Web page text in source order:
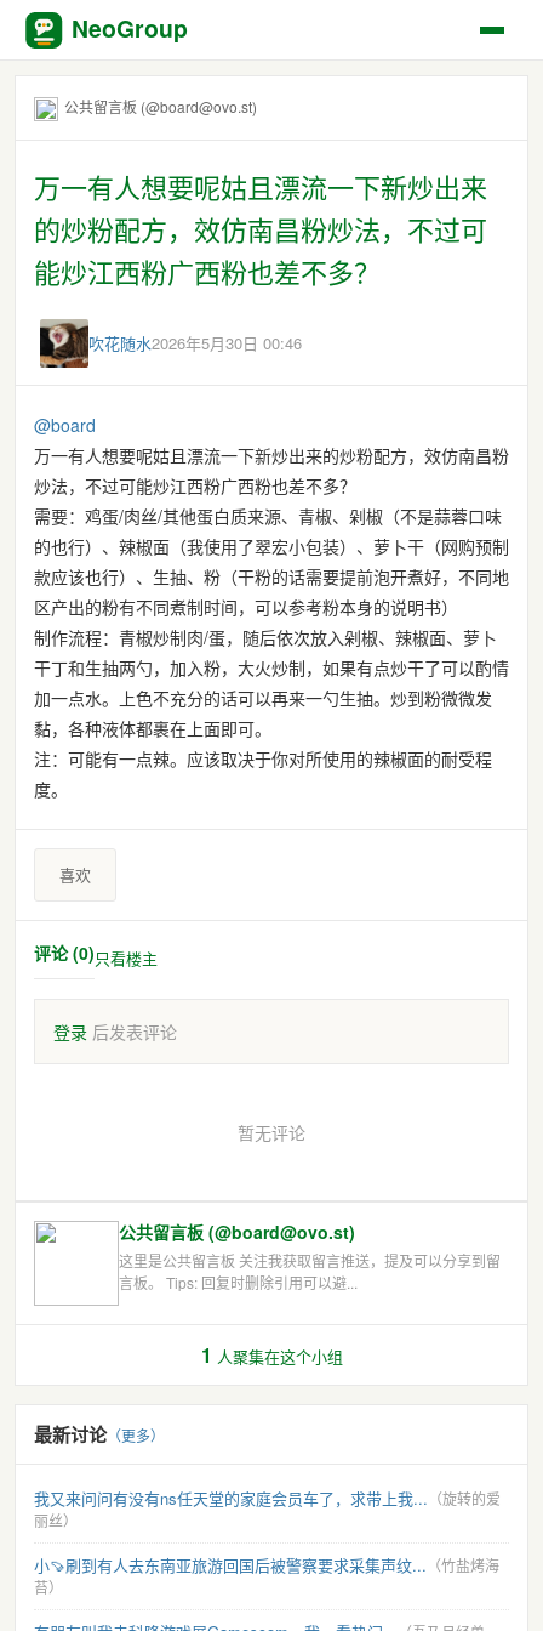
NeoGroup
公共留言板 (@board@ovo.st)
万一有人想要呢姑且漂流一下新炒出来
的炒粉配方，效仿南昌粉炒法，不过可
能炒江西粉广西粉也差不多？
吹花随水2026年5月30日 00:46
@board
万一有人想要呢姑且漂流一下新炒出来的炒粉配方，效仿南昌粉
炒法，不过可能炒江西粉广西粉也差不多？
需要：鸡蛋/肉丝/其他蛋白质来源、青椒、剁椒（不是蒜蓉口味
的也行）、辣椒面（我使用了翠宏小包装）、萝卜干（网购预制
款应该也行）、生抽、粉（干粉的话需要提前泡开煮好，不同地
区产出的粉有不同煮制时间，可以参考粉本身的说明书）
制作流程：青椒炒制肉/蛋，随后依次放入剁椒、辣椒面、萝卜
干丁和生抽两勺，加入粉，大火炒制，如果有点炒干了可以酌情
加一点水。上色不充分的话可以再来一勺生抽。炒到粉微微发
黏，各种液体都裹在上面即可。
注：可能有一点辣。应该取决于你对所使用的辣椒面的耐受程
度。
喜欢
评论 (0)只看楼主
登录 后发表评论
暂无评论
公共留言板 (@board@ovo.st)
这里是公共留言板 关注我获取留言推送，提及可以分享到留
言板。 Tips: 回复时删除引用可以避...
1 人聚集在这个小组
最新讨论（更多）
我又来问问有没有ns任天堂的家庭会员车了，求带上我... （旋转的爱
丽丝）
小🍠刷到有人去东南亚旅游回国后被警察要求采集声纹... （竹盐烤海
苔）